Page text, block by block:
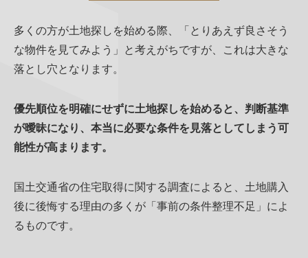
多くの方が土地探しを始める際、「とりあえず良さそう
な物件を見てみよう」と考えがちですが、これは大きな
落とし穴となります。
優先順位を明確にせずに土地探しを始めると、判断基準
が曖昧になり、本当に必要な条件を見落としてしまう可
能性が高まります。
国土交通省の住宅取得に関する調査によると、土地購入
後に後悔する理由の多くが「事前の条件整理不足」によ
るものです。